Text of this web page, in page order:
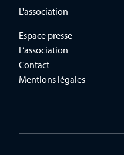
L'association
Espace presse
L’association
Contact
Mentions légales